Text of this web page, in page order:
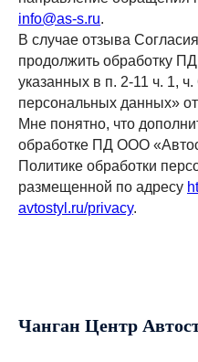
info@as-s.ru.
В случае отзыва
продолжить обработку
указанных в п. 2-11 ч. 1,
персональных данных»
Мне понятно, что
обработке ПД ООО
Политике обработки
размещенной по адресу
avtostyl.ru/privacy.
Чанган Центр